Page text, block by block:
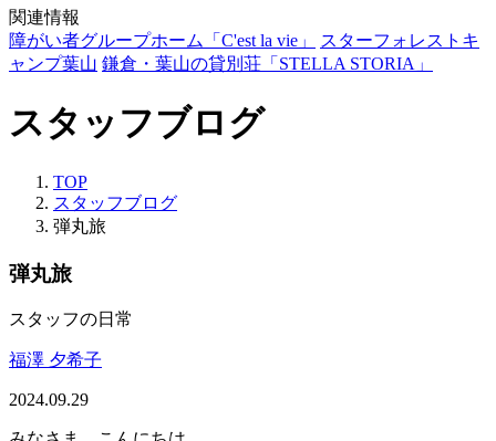
関連情報
障がい者グループホーム「C'est la vie」
スターフォレストキ
ャンプ葉山 鎌倉・葉山の貸別荘「STELLA STORIA」
スタッフブログ
TOP
スタッフブログ
弾丸旅
弾丸旅
スタッフの日常
福澤 夕希子
2024.09.29